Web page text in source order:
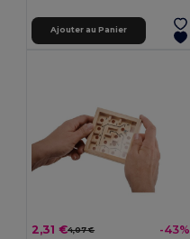
Ajouter au Panier
2,31 €4,07 € -43%